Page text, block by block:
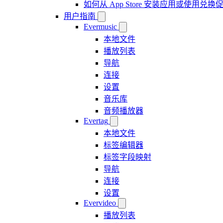
如何从 App Store 安装应用或使用兑换
用户指南
Evermusic
本地文件
播放列表
导航
连接
设置
音乐库
音频播放器
Evertag
本地文件
标签编辑器
标签字段映射
导航
连接
设置
Evervideo
播放列表